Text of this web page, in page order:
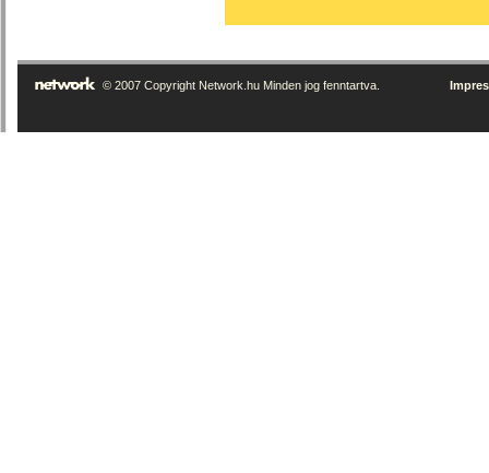
© 2007 Copyright Network.hu Minden jog fenntartva.